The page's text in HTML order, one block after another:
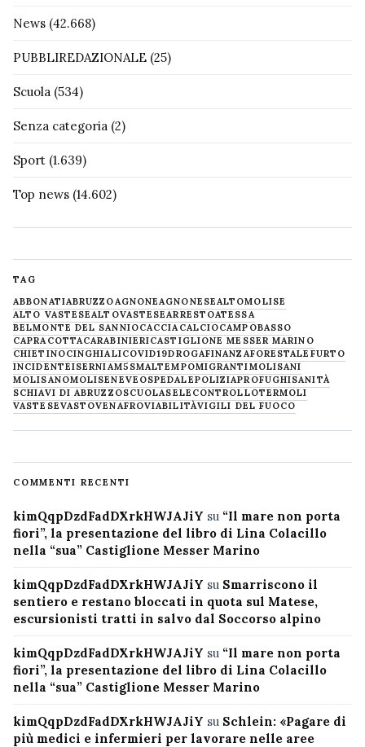
News (42.668)
PUBBLIREDAZIONALE (25)
Scuola (534)
Senza categoria (2)
Sport (1.639)
Top news (14.602)
TAG
ABBONATIABRUZZOAGNONEAGNONESEALTOMOLISE
ALTO VASTESEALTOVASTESEARRESTOATESSA
BELMONTE DEL SANNIOCACCIACALCIOCAMPOBASSO
CAPRACOTTACARABINIERICASTIGLIONE MESSER MARINO
CHIETINOCINGHIALICOVID19DROGAFINANZAFORESTALE FURTO
INCIDENTEISERNIAM5SMALTEMPOMIGRANTIMOLISANI
MOLISANOMOLISENEVE OSPEDALEPOLIZIAPROFUGHISANITÀ
SCHIAVI DI ABRUZZOSCUOLASELECONTROLLOTERMOLI
VASTESEVASTOVENAFROVIABILITÀVIGILI DEL FUOCO
COMMENTI RECENTI
kimQqpDzdFadDXrkHWJAJiY su “Il mare non porta
fiori”, la presentazione del libro di Lina Colacillo
nella “sua” Castiglione Messer Marino
kimQqpDzdFadDXrkHWJAJiY su Smarriscono il
sentiero e restano bloccati in quota sul Matese,
escursionisti tratti in salvo dal Soccorso alpino
kimQqpDzdFadDXrkHWJAJiY su “Il mare non porta
fiori”, la presentazione del libro di Lina Colacillo
nella “sua” Castiglione Messer Marino
kimQqpDzdFadDXrkHWJAJiY su Schlein: «Pagare di
più medici e infermieri per lavorare nelle aree